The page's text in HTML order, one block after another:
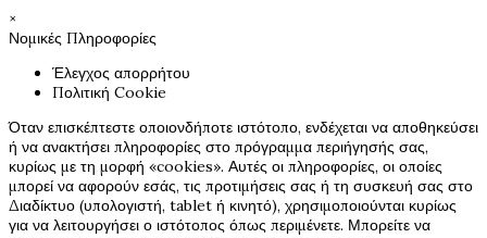
×
Νομικές Πληροφορίες
Έλεγχος απορρήτου
Πολιτική Cookie
Όταν επισκέπτεστε οποιονδήποτε ιστότοπο, ενδέχεται να αποθηκεύσει
ή να ανακτήσει πληροφορίες στο πρόγραμμα περιήγησής σας,
κυρίως με τη μορφή «cookies». Αυτές οι πληροφορίες, οι οποίες
μπορεί να αφορούν εσάς, τις προτιμήσεις σας ή τη συσκευή σας στο
Διαδίκτυο (υπολογιστή, tablet ή κινητό), χρησιμοποιούνται κυρίως
για να λειτουργήσει ο ιστότοπος όπως περιμένετε. Μπορείτε να